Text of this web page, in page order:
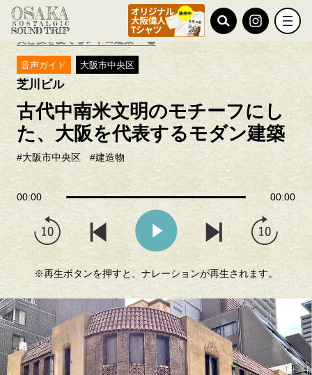
TOP 芝川ビル
美と技を愛でるレトロ建築
音声ガイド 大阪市中央区
芝川ビル
古代中南米文明のモチーフにし
た、大阪を代表するモダン建築
#大阪市中央区 #建造物
00:00 00:00
※再生ボタンを押すと、ナレーションが再生されます。